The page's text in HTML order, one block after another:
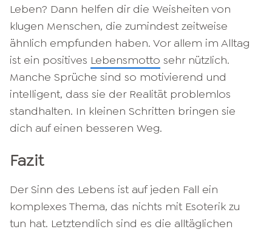
Leben? Dann helfen dir die Weisheiten von
klugen Menschen, die zumindest zeitweise
ähnlich empfunden haben. Vor allem im Alltag
ist ein positives Lebensmotto sehr nützlich.
Manche Sprüche sind so motivierend und
intelligent, dass sie der Realität problemlos
standhalten. In kleinen Schritten bringen sie
dich auf einen besseren Weg.
Fazit
Der Sinn des Lebens ist auf jeden Fall ein
komplexes Thema, das nichts mit Esoterik zu
tun hat. Letztendlich sind es die alltäglichen